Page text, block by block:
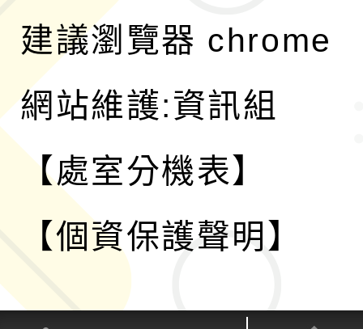
建議瀏覽器 chrome
網站維護:資訊組
【處室分機表】
【個資保護聲明】